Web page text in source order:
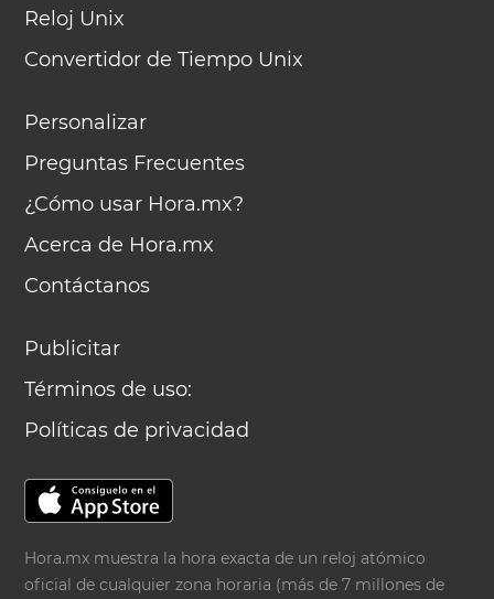
Reloj Unix
Convertidor de Tiempo Unix
Personalizar
Preguntas Frecuentes
¿Cómo usar Hora.mx?
Acerca de Hora.mx
Contáctanos
Publicitar
Términos de uso:
Políticas de privacidad
Hora.mx muestra la hora exacta de un reloj atómico
oficial de cualquier zona horaria (más de 7 millones de